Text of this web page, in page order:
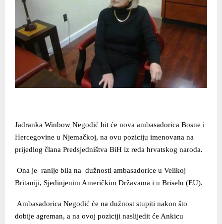
Jadranka Winbow Negodić bit će nova ambasadorica Bosne i
Hercegovine u Njemačkoj, na ovu poziciju imenovana na
prijedlog člana Predsjedništva BiH iz reda hrvatskog naroda.
Ona je ranije bila na dužnosti ambasadorice u Velikoj
Britaniji, Sjedinjenim Američkim Državama i u Briselu (EU).
Ambasadorica Negodić će na dužnost stupiti nakon što
dobije agreman, a na ovoj poziciji naslijedit će Ankicu